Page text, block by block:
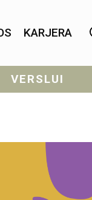
KARJERA
VERSLUI